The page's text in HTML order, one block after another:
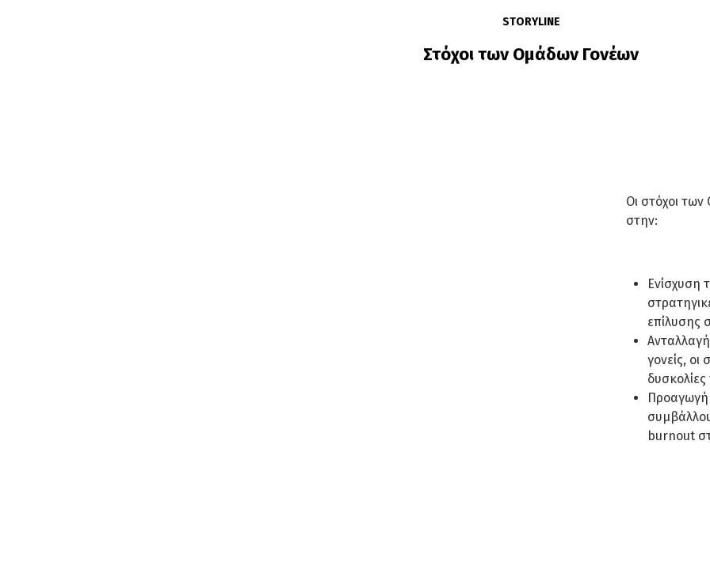
STORYLINE
Στόχοι των Ομάδων Γονέων
Οι στόχοι
στην:
Ενίσχυση
επίλυσης
γονείς, οι
Προαγωγή
burnout